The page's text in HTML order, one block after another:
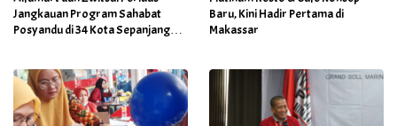
Jangkauan Program Sahabat
Posyandu di 34 Kota Sepanjang
Baru, Kini Hadir Pertama di
Makassar